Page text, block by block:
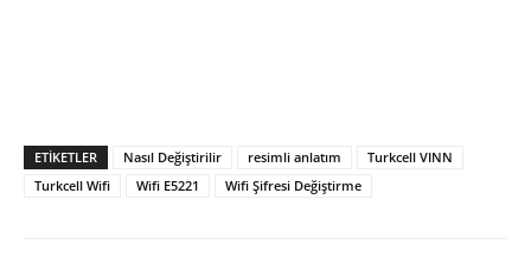
ETIKETLER Nasıl Değiştirilir resimli anlatım
Turkcell VINN
Turkcell Wifi
Wifi E5221 Wifi Şifresi Değiştirme